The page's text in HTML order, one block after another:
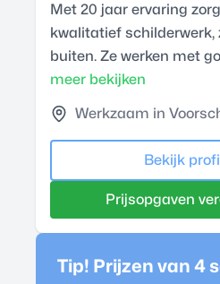
Met 20 jaar ervaring
kwalitatief schilderwerk,
buiten. Ze werken met
meer bekijken
Werkzaam in
Bekijk
Prijsopgaven
Tip! Prijzen van 4